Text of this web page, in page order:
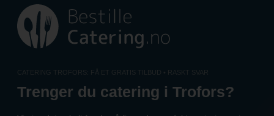
content
CATERING TROFORS: FÅ ET GRATIS TILBUD • RASKT SVAR
Trenger du catering i Trofors?